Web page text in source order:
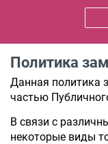
Политика
Данная политика
частью
В связи с
некоторые виды